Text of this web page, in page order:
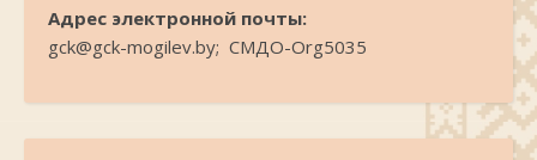
Адрес электронной почты:
gck@gck-mogilev.by; СМДО-Org5035